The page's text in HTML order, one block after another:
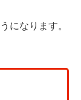
になります。